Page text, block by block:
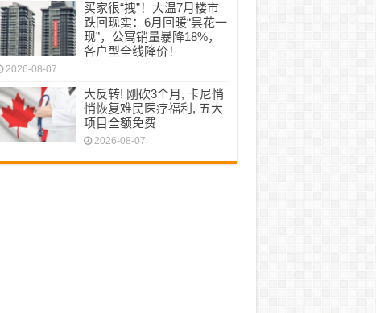
买家很“拽”！大温7月楼市
跌回现实：6月回暖“昙花一
现”，公寓销量暴降18%，
各户型全线降价！
2026-08-07
大反转! 刚砍3个月, 卡尼悄
悄恢复难民医疗福利, 五大
项目全额免费
2026-08-07